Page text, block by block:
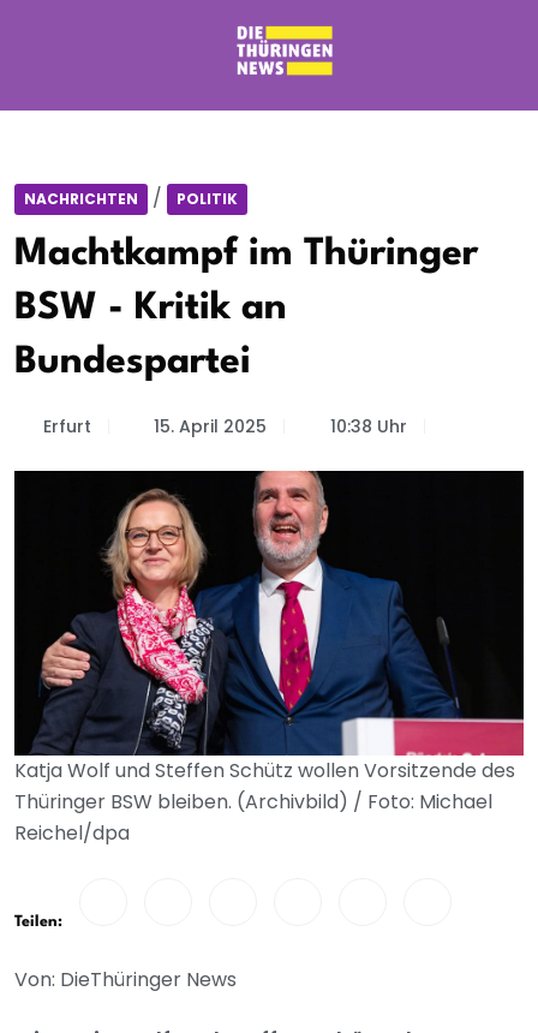
NACHRICHTEN / POLITIK
Machtkampf im Thüringer
BSW - Kritik an
Bundespartei
Erfurt 15. April 2025 10:38 Uhr
Katja Wolf und Steffen Schütz wollen Vorsitzende des
Thüringer BSW bleiben. (Archivbild) / Foto: Michael
Reichel/dpa
Teilen:
Von: DieThüringer News